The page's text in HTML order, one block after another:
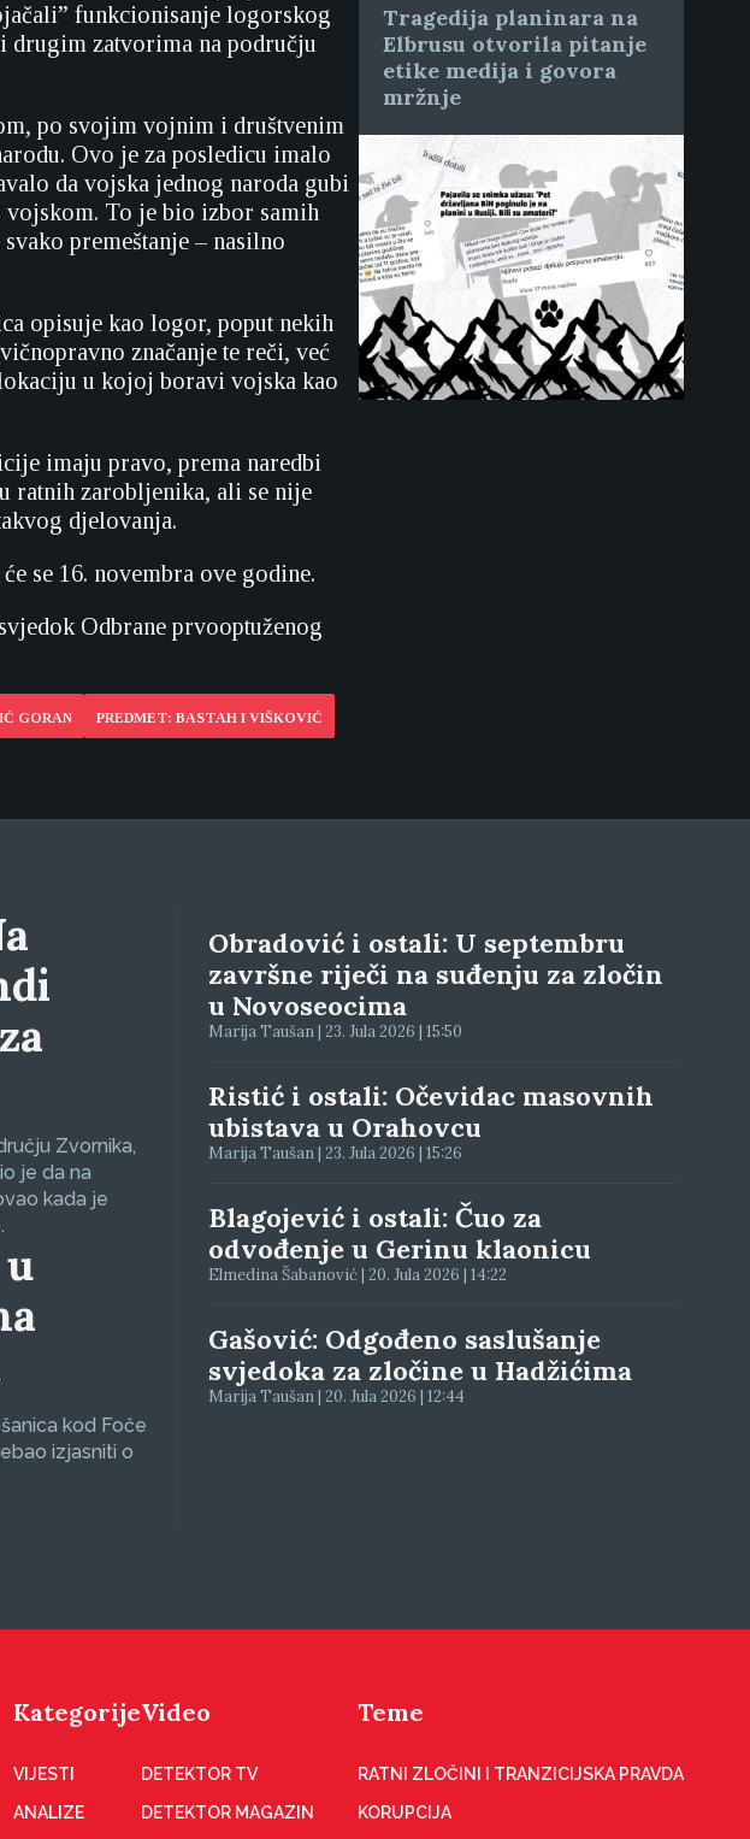
funkcionisanje logorskog
drugim zatvorima na području
po svojim vojnim i društvenim
Ovo je za posledicu imalo
da vojska jednog naroda gubi
vojskom. To je bio izbor samih
premeštanje – nasilno
opisuje kao logor, poput nekih
značanje te reči, već
u kojoj boravi vojska kao
imaju pravo, prema naredbi
ratnih zarobljenika, ali se nije
djelovanja.
se 16. novembra ove godine.
Odbrane prvooptuženog
GORAN PREDMET: BASTAH I VIŠKOVIĆ
Tragedija planinara na
Elbrusu otvorila pitanje
etike medija i govora
mržnje
Zvornika,
je da na
kada je
kod Foče
izjasniti o
Obradović i ostali: U septembru
završne riječi na suđenju za zločin
u Novoseocima
Marija Taušan | 23. Jula 2026 | 15:50
Ristić i ostali: Očevidac masovnih
ubistava u Orahovcu
Marija Taušan | 23. Jula 2026 | 15:26
Blagojević i ostali: Čuo za
odvođenje u Gerinu klaonicu
Elmedina Šabanović | 20. Jula 2026 | 14:22
Gašović: Odgođeno saslušanje
svjedoka za zločine u Hadžićima
Marija Taušan | 20. Jula 2026 | 12:44
Kategorije
VIJESTI
ANALIZE
Video
DETEKTOR TV
DETEKTOR MAGAZIN
Teme
RATNI ZLOČINI I TRANZICIJSKA PRAVDA
KORUPCIJA